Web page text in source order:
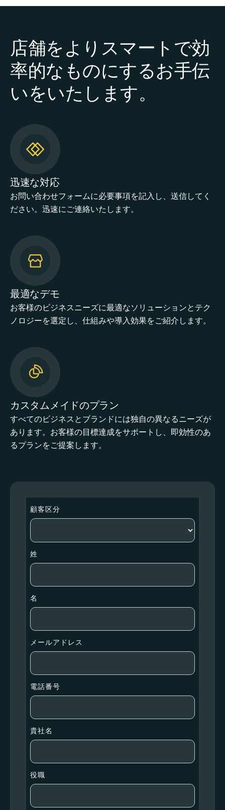
店舗をよりスマートで効
率的なものにするお手伝
いをいたします。
迅速な対応
お問い合わせフォームに必要事項を記入し、送信してく
ださい。迅速にご連絡いたします。
最適なデモ
お客様のビジネスニーズに最適なソリューションとテク
ノロジーを選定し、仕組みや導入効果をご紹介します。
カスタムメイドのプラン
すべてのビジネスとブランドには独自の異なるニーズが
あります。お客様の目標達成をサポートし、即効性のあ
るプランをご提案します。